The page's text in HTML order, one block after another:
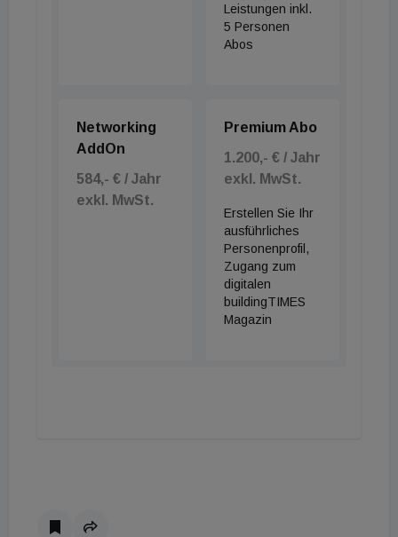
Leistungen inkl.
5 Personen
Abos
Networking
AddOn
584,- € / Jahr
exkl. MwSt.
Premium Abo
1.200,- € / Jahr
exkl. MwSt.
Erstellen Sie Ihr
ausführliches
Personenprofil,
Zugang zum
digitalen
buildingTIMES
Magazin